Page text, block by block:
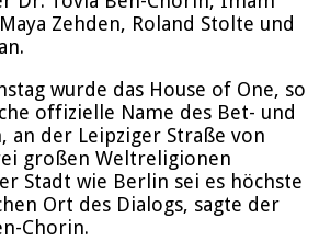
Zehden, Roland Stolte und
wurde das House of One, so
offizielle Name des Bet- und
an der Leipziger Straße von
großen Weltreligionen
Stadt wie Berlin sei es höchste
Ort des Dialogs, sagte der
Chorin.